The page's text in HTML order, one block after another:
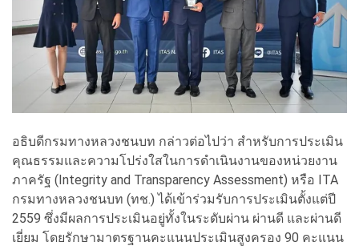
อธิบดีกรมทางหลวงชนบท กล่าวต่อไปว่า สำหรับการประเมิน
คุณธรรมและความโปร่งใสในการดำเนินงานของหน่วยงาน
ภาครัฐ (Integrity and Transparency Assessment) หรือ ITA
กรมทางหลวงชนบท (ทช.) ได้เข้าร่วมรับการประเมินตั้งแต่ปี
2559 ซึ่งมีผลการประเมินอยู่ทั้งในระดับผ่าน ผ่านดี และผ่านดี
เยี่ยม โดยรักษามาตรฐานคะแนนประเมินสูงครอง 90 คะแนน